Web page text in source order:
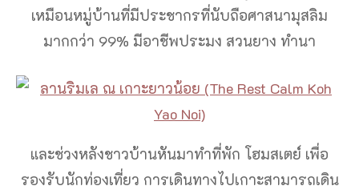
เหมือนหมู่บ้านที่มีประชากรที่นับถือศาสนามุสลิม
มากกว่า 99% มีอาชีพประมง สวนยาง ทำนา
และช่วงหลังชาวบ้านหันมาทำที่พัก โฮมสเตย์ เพื่อ
รองรับนักท่องเที่ยว การเดินทางไปเกาะสามารถเดิน